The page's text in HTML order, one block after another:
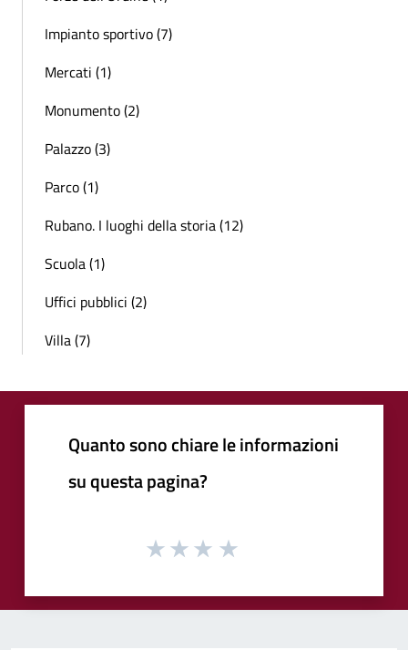
Impianto sportivo (7)
Mercati (1)
Monumento (2)
Palazzo (3)
Parco (1)
Rubano. I luoghi della storia (12)
Scuola (1)
Uffici pubblici (2)
Villa (7)
Quanto sono chiare le informazioni
su questa pagina?